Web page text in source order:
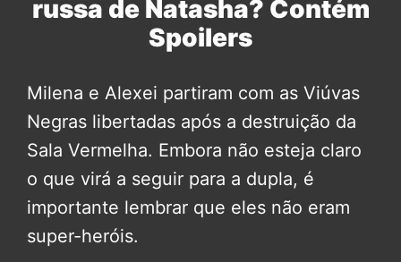
russa de Natasha? Contém
Spoilers
Milena e Alexei partiram com as Viúvas
Negras libertadas após a destruição da
Sala Vermelha. Embora não esteja claro
o que virá a seguir para a dupla, é
importante lembrar que eles não eram
super-heróis.